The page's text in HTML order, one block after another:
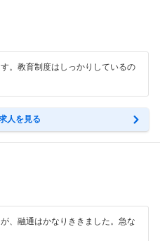
。教育制度はしっかりしているの
人を見る
、融通はかなりききました。急な